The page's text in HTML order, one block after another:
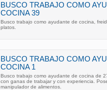
BUSCO TRABAJO COMO
COCINA 39
Busco trabajo como ayudante de cocina,
platos.
BUSCO TRABAJO COMO
COCINA 1
Busco trabajo como ayudante de cocina de
con ganas de trabajar y con experiencia.
manipulador de alimentos.